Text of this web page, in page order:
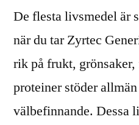
De flesta livsmedel är
när du tar Zyrtec
rik på frukt,
proteiner stöder
välbefinnande. Dessa